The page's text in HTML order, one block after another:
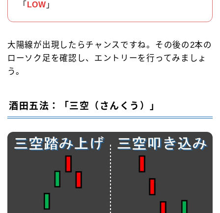
「 LOW 」
大陽線が出現したらチャンスですね。その後の2本の
ローソク足を確認し、エントリーを行ってみましょ
う。
酒田五法：「三空（さんくう）」